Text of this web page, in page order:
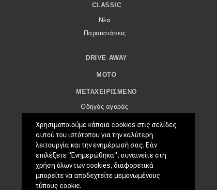
CLASSIC
Νέα
Παρουσιάσεις
DRIVE AWAY
MOTO
ΜΕΤΑΧΕΙΡΙΣΜΈΝΟ
Οδηγός αγοράς
ΧΡΗΣΤΙΚΆ
Συμβουλές
ΚΤΕΟ
Χρησιμοποιούμε κάποια cookies στις σελίδες
αυτού του ιστότοπου για την καλύτερη
λειτουργία και την ενημέρωσή σας. Εάν
επιλέξετε "Ενημερώθηκα", συναινείτε στη
χρήση όλων των cookies, διαφορετικά
μπορείτε να αποδεχτείτε μεμονωμένους
τύπους cookie.